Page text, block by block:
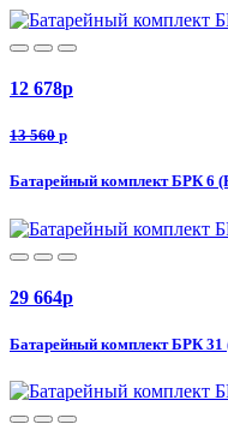
12 678p
13 560 p
Батарейный комплект БРК 6
29 664p
Батарейный комплект БРК 31